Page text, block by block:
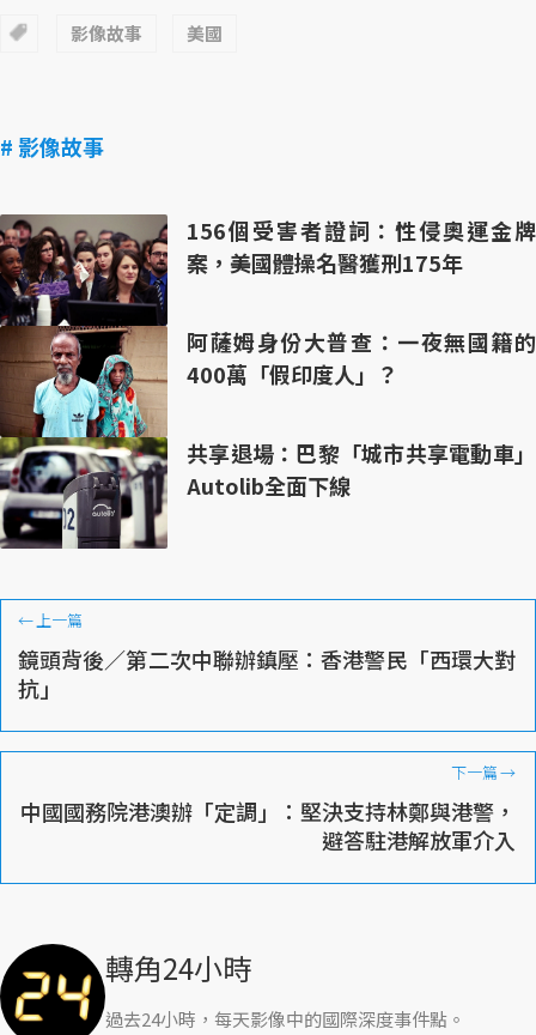
影像故事 美國
# 影像故事
156個受害者證詞：性侵奧運金牌
案，美國體操名醫獲刑175年
阿薩姆身份大普查：一夜無國籍的
400萬「假印度人」？
共享退場：巴黎「城市共享電動車」
Autolib全面下線
← 上一篇
鏡頭背後／第二次中聯辦鎮壓：香港警民「西環大對
抗」
下一篇→
中國國務院港澳辦「定調」：堅決支持林鄭與港警，
避答駐港解放軍介入
轉角24小時
過去24小時，每天影像中的國際深度事件點。